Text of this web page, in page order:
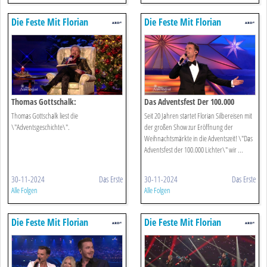
Die Feste Mit Florian
Silbereisen
Thomas Gottschalk:
'adventsgeschichte'
Thomas Gottschalk liest die
\"Adventsgeschichte\".
30-11-2024 Das Erste
Alle Folgen
Die Feste Mit Florian
Silbereisen
Das Adventsfest Der 100.000
Lichter
Seit 20 Jahren startet Florian Silbereisen mit
der großen Show zur Eröffnung der
Weihnachtsmärkte in die Adventszeit! \"Das
Adventsfest der 100.000 Lichter\" wir ...
30-11-2024 Das Erste
Alle Folgen
Die Feste Mit Florian
Silbereisen
Die Feste Mit Florian
Silbereisen